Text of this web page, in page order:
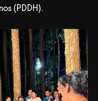
(PDDH).